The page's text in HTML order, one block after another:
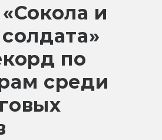
и
по
среди